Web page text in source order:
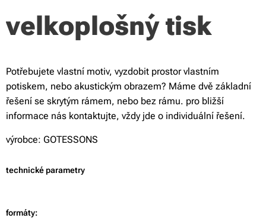
velkoplošný tisk
Potřebujete vlastní motiv, vyzdobit prostor vlastním
potiskem, nebo akustickým obrazem? Máme dvě základní
řešení se skrytým rámem, nebo bez rámu. pro bližší
informace nás kontaktujte, vždy jde o individuální řešení.
výrobce: GOTESSONS
technické parametry
formáty: